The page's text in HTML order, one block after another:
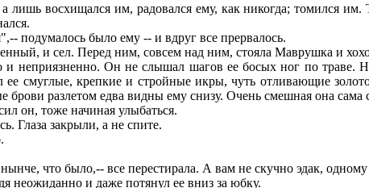
восхищался им, радовался ему, как никогда; томился им.
подумалось было ему -- и вдруг все прервалось.
и сел. Перед ним, совсем над ним, стояла Маврушка и
неприязненно. Он не слышал шагов ее босых ног по траве.
ее смуглые, крепкие и стройные икры, чуть отливающие
брови разлетом едва видны ему снизу. Очень смешная она сама
он, тоже начиная улыбаться.
Глаза закрыли, а не спите.
что было,-- все перестирала. А вам не скучно эдак, одному
неожиданно и даже потянул ее вниз за юбку.